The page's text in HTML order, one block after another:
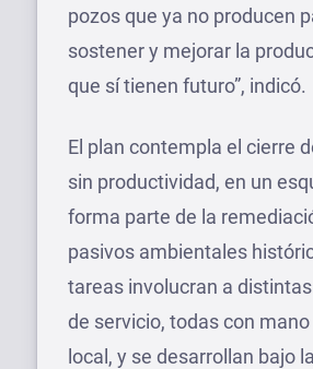
pozos que ya no producen
sostener y mejorar la
que sí tienen futuro”, indicó.
El plan contempla el cierre
sin productividad, en un
forma parte de la
pasivos ambientales
tareas involucran a
de servicio, todas con
local, y se desarrollan bajo la